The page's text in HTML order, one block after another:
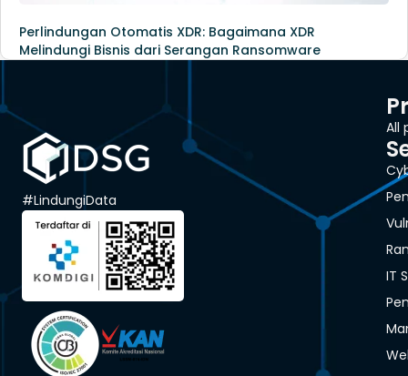
Perlindungan Otomatis XDR: Bagaimana XDR
Melindungi Bisnis dari Serangan Ransomware
#LindungiData
All
IT